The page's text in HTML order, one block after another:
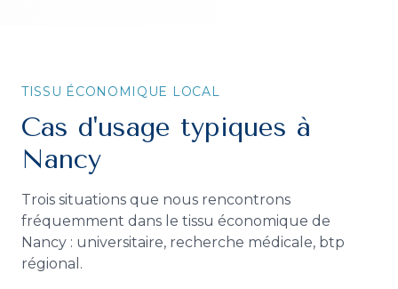
TISSU ÉCONOMIQUE LOCAL
Cas d'usage typiques à
Nancy
Trois situations que nous rencontrons
fréquemment dans le tissu économique de
Nancy : universitaire, recherche médicale, btp
régional .